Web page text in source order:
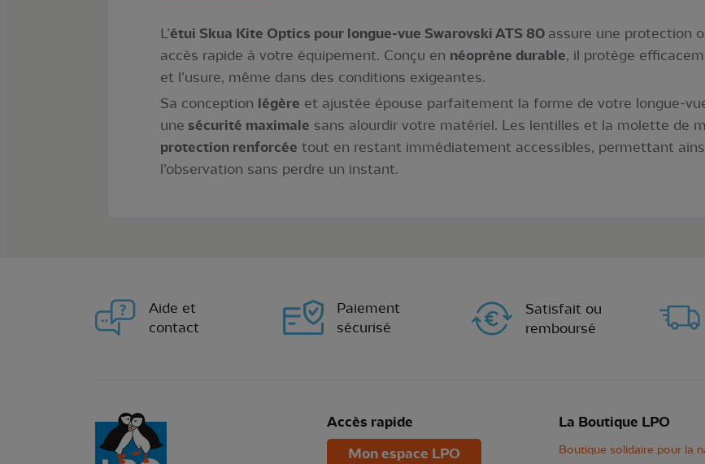
L’étui Skua Kite Optics pour longue-vue Swarovski ATS 80 assure une protection
accès rapide à votre équipement. Conçu en néoprène durable, il protège
et l’usure, même dans des conditions exigeantes.
Sa conception légère et ajustée épouse parfaitement la forme de votre longue-
une sécurité maximale sans alourdir votre matériel. Les lentilles et la molette de
protection renforcée tout en restant immédiatement accessibles, permettant
l’observation sans perdre un instant.
Aide et
contact
Paiement
sécurisé
Satisfait ou
remboursé
Accès rapide
Mon espace LPO
La Boutique LPO
Boutique solidaire pour la